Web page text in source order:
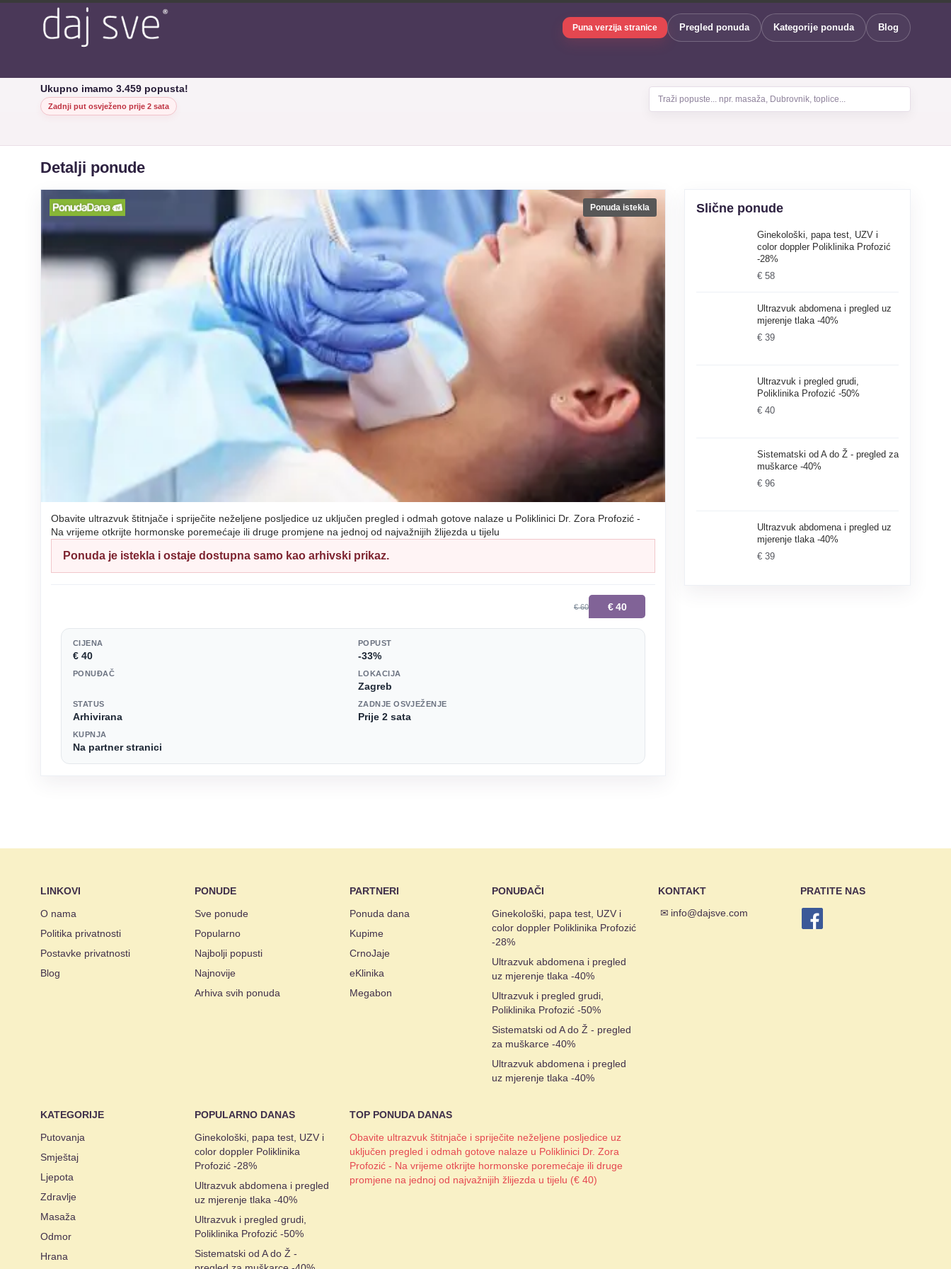
Puna verzija stranice Pregled ponuda Kategorije ponuda Blog
Ukupno imamo 3.459 popusta!
Zadnji put osvježeno prije 2 sata
Traži popuste... npr. masaža, Dubrovnik, toplice...
Detalji ponude
Ponuda istekla
Obavite ultrazvuk štitnjače i spriječite neželjene posljedice uz uključen pregled i odmah gotove nalaze u Poliklinici Dr. Zora Profozić -
Na vrijeme otkrijte hormonske poremećaje ili druge promjene na jednoj od najvažnijih žlijezda u tijelu
Ponuda je istekla i ostaje dostupna samo kao arhivski prikaz.
€ 60 € 40
CIJENA
€ 40
POPUST
-33%
PONUĐAČ LOKACIJA
Zagreb
STATUS
Arhivirana
ZADNJE OSVJEŽENJE
Prije 2 sata
KUPNJA
Na partner stranici
Slične ponude
Ginekološki, papa test, UZV i
color doppler Poliklinika Profozić
-28%
€ 58
Ultrazvuk abdomena i pregled uz
mjerenje tlaka -40%
€ 39
Ultrazvuk i pregled grudi,
Poliklinika Profozić -50%
€ 40
Sistematski od A do Ž - pregled za
muškarce -40%
€ 96
Ultrazvuk abdomena i pregled uz
mjerenje tlaka -40%
€ 39
LINKOVI
O nama
Politika privatnosti
Postavke privatnosti
Blog
PONUDE
Sve ponude
Popularno
Najbolji popusti
Najnovije
Arhiva svih ponuda
PARTNERI
Ponuda dana
Kupime
CrnoJaje
eKlinika
Megabon
PONUĐAČI
Ginekološki, papa test, UZV i
color doppler Poliklinika Profozić
-28%
Ultrazvuk abdomena i pregled
uz mjerenje tlaka -40%
Ultrazvuk i pregled grudi,
Poliklinika Profozić -50%
Sistematski od A do Ž - pregled
za muškarce -40%
Ultrazvuk abdomena i pregled
uz mjerenje tlaka -40%
KONTAKT
✉ info@dajsve.com
PRATITE NAS
KATEGORIJE
Putovanja
Smještaj
Ljepota
Zdravlje
Masaža
Odmor
Hrana
POPULARNO DANAS
Ginekološki, papa test, UZV i
color doppler Poliklinika
Profozić -28%
Ultrazvuk abdomena i pregled
uz mjerenje tlaka -40%
Ultrazvuk i pregled grudi,
Poliklinika Profozić -50%
Sistematski od A do Ž -
TOP PONUDA DANAS
Obavite ultrazvuk štitnjače i spriječite neželjene posljedice uz
uključen pregled i odmah gotove nalaze u Poliklinici Dr. Zora
Profozić - Na vrijeme otkrijte hormonske poremećaje ili druge
promjene na jednoj od najvažnijih žlijezda u tijelu (€ 40)